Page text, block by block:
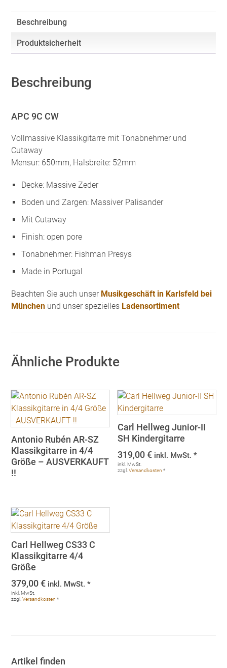
Beschreibung
Produktsicherheit
Beschreibung
APC 9C CW
Vollmassive Klassikgitarre mit Tonabnehmer und
Cutaway
Mensur: 650mm, Halsbreite: 52mm
Decke: Massive Zeder
Boden und Zargen: Massiver Palisander
Mit Cutaway
Finish: open pore
Tonabnehmer: Fishman Presys
Made in Portugal
Beachten Sie auch unser Musikgeschäft in Karlsfeld bei
München und unser spezielles Ladensortiment
Ähnliche Produkte
Antonio Rubén AR-SZ
Klassikgitarre in 4/4
Größe – AUSVERKAUFT
!!
Carl Hellweg Junior-II
SH Kindergitarre
319,00€ inkl. MwSt. *
inkl. MwSt.
zzgl.Versandkosten *
Carl Hellweg CS33 C
Klassikgitarre 4/4
Größe
379,00€ inkl. MwSt. *
inkl. MwSt.
zzgl.Versandkosten *
Artikel finden